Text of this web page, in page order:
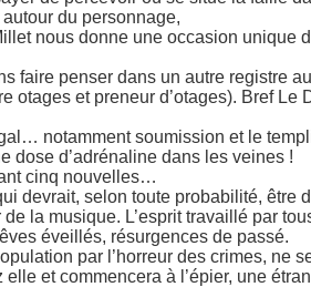
du personnage,
nous donne une occasion unique
faire penser dans un autre registre
et preneur d’otages). Bref Le
notamment soumission et le
dose d’adrénaline dans les veines !
cinq nouvelles…
devrait, selon toute probabilité, être
la musique. L’esprit travaillé par
éveillés, résurgences de passé.
par l’horreur des crimes, ne
et commencera à l’épier, une